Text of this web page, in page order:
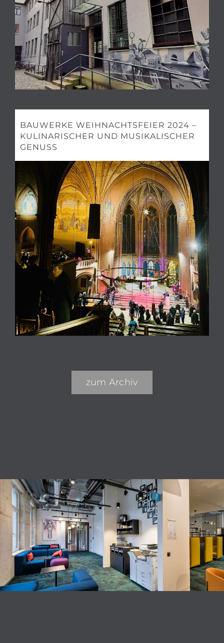
BAUWERKE WEIHNACHTSFEIER 2024 –
KULINARISCHER UND MUSIKALISCHER
GENUSS
zum Archiv